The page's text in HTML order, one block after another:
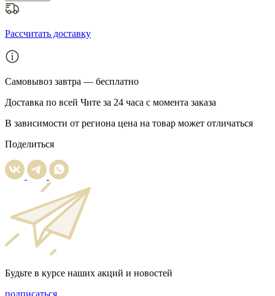
Рассчитать доставку
Самовывоз завтра — бесплатно
Доставка по всей Чите за 24 часа с момента заказа
В зависимости от региона цена на товар может отличаться
Поделиться
Будьте в курсе наших акций и новостей
подписаться